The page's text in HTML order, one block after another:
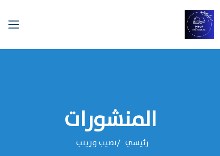
المنشورات
رئيسي نصيب وزينب